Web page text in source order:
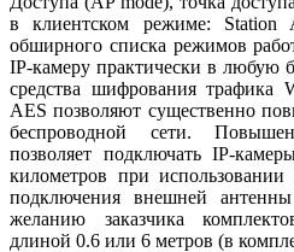
в клиентском режиме: Station
обширного списка режимов
IP-камеру практически в любую
средства шифрования трафика
AES позволяют существенно
беспроводной сети.
позволяет подключать IP-
километров при
подключения внешней
желанию заказчика
длиной 0.6 или 6 метров (в